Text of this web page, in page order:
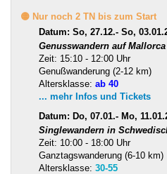
🟡 Nur noch 2 TN bis zum Start
Datum: So, 27.12.- So,
Genusswandern auf Mallorca
Zeit: 15:10 - 12:00 Uhr
Genußwanderung (2-12 km)
Altersklasse: ab 40
... mehr Infos und Tickets
Datum: Do, 07.01.- Mo,
Singlewandern in
Zeit: 10:00 - 18:00 Uhr
Ganztagswanderung (6-10 km)
Altersklasse: 30-55